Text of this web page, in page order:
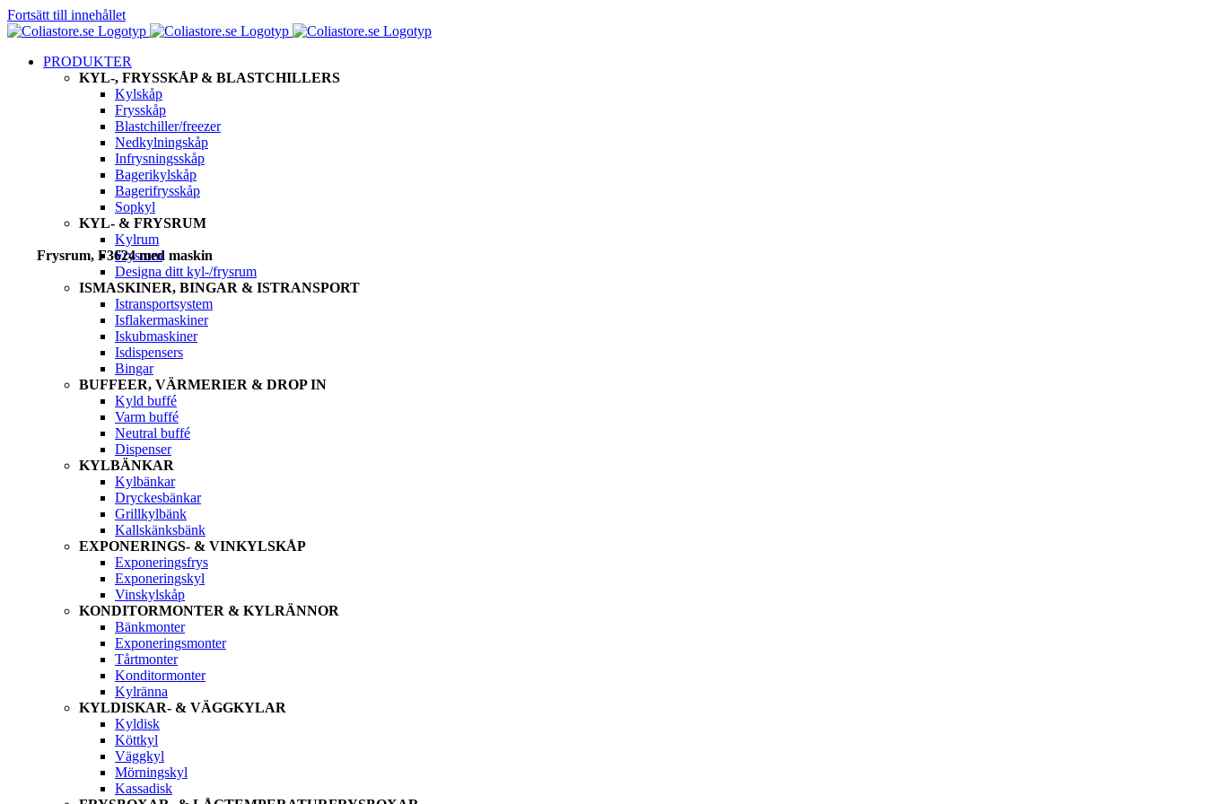
Fortsätt till innehållet
PRODUKTER
KYL-, FRYSSKÅP & BLASTCHILLERS
Kylskåp
Frysskåp
Blastchiller/freezer
Nedkylningskåp
Infrysningsskåp
Bagerikylskåp
Bagerifrysskåp
Sopkyl
KYL- & FRYSRUM
Kylrum
Frysrum
Designa ditt kyl-/frysrum
ISMASKINER, BINGAR & ISTRANSPORT
Istransportsystem
Isflakermaskiner
Iskubmaskiner
Isdispensers
Bingar
BUFFEER, VÄRMERIER & DROP IN
Kyld buffé
Varm buffé
Neutral buffé
Dispenser
KYLBÄNKAR
Kylbänkar
Dryckesbänkar
Grillkylbänk
Kallskänksbänk
EXPONERINGS- & VINKYLSKÅP
Exponeringsfrys
Exponeringskyl
Vinskylskåp
KONDITORMONTER & KYLRÄNNOR
Bänkmonter
Exponeringsmonter
Tårtmonter
Konditormonter
Kylränna
KYLDISKAR- & VÄGGKYLAR
Kyldisk
Köttkyl
Väggkyl
Mörningskyl
Kassadisk
Frysrum, F3624 med maskin